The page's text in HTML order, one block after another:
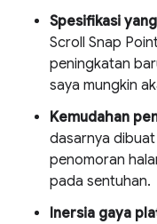
Spesifikasi
Scroll Snap
peningkatan
saya mungkin
Kemudahan
dasarnya
penomoran
pada sentuhan.
Inersia gaya